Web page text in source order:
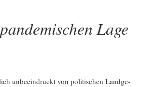
Lage
unbe­ein­druckt von poli­ti­schen Land­ge­